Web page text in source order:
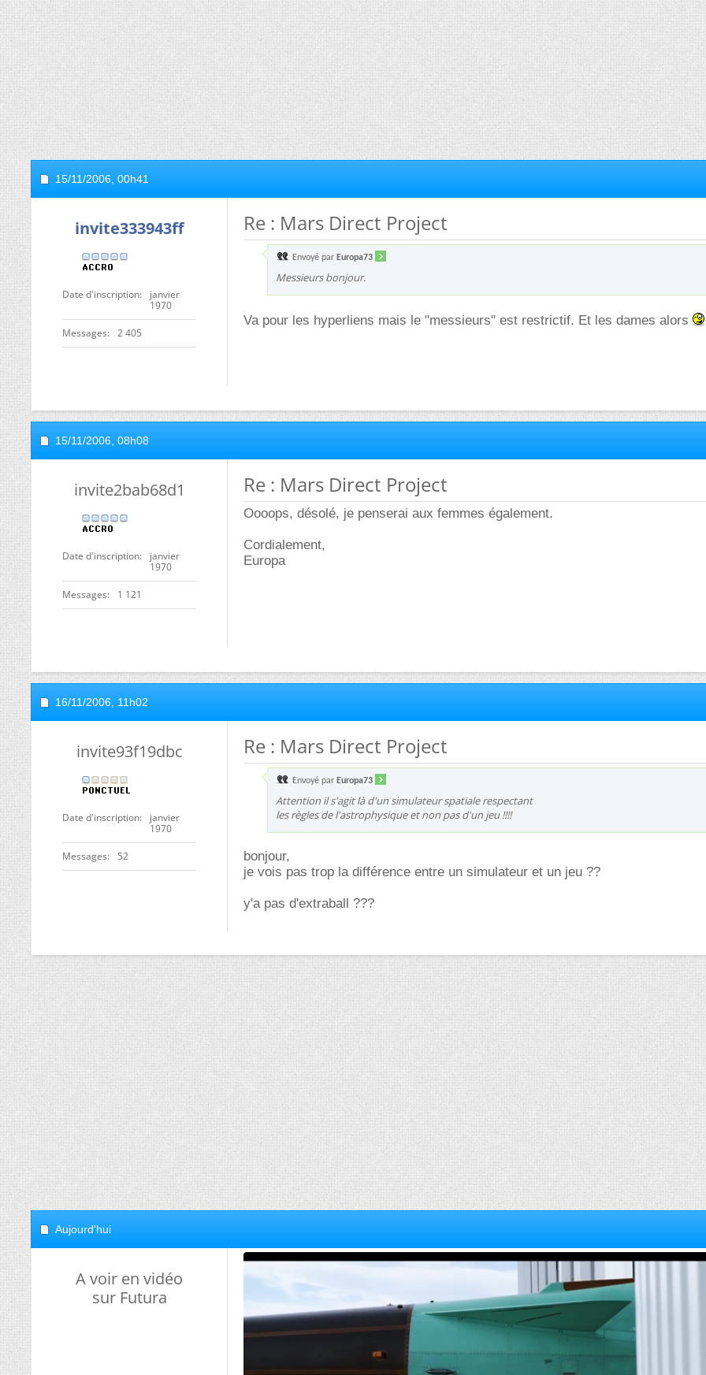
15/11/2006, 00h41
invite333943ff
Date d'inscription
janvier
1970
Messages 2 405
Re : Mars Direct Project
Envoyé par Europa73
Messieurs bonjour.
Va pour les hyperliens mais le "messieurs" est restrictif. Et les dames alors
15/11/2006, 08h08
invite2bab68d1
Date d'inscription
janvier
1970
Messages 1 121
Re : Mars Direct Project
Oooops, désolé, je penserai aux femmes également.
Cordialement,
Europa
16/11/2006, 11h02
invite93f19dbc
Date d'inscription
janvier
1970
Messages 52
Re : Mars Direct Project
Envoyé par Europa73
Attention il s'agit là d'un simulateur spatiale respectant
les règles de l'astrophysique et non pas d'un jeu !!!!
bonjour,
je vois pas trop la différence entre un simulateur et un jeu ??
y'a pas d'extraball ???
Aujourd'hui
A voir en vidéo
sur Futura